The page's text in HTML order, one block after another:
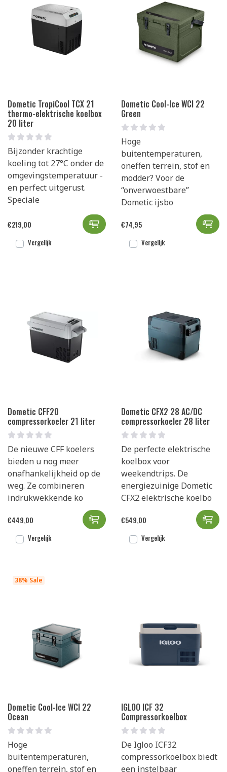
Dometic TropiCool TCX 21
thermo-elektrische koelbox
20 liter
Bijzonder krachtige
koeling tot 27°C onder de
omgevingstemperatuur -
en perfect uitgerust.
Speciale
€219,00 Dometic TropiCool TCX 21
Vergelijk
Dometic Cool-Ice WCI 22
Green
Hoge
buitentemperaturen,
oneffen terrein, stof en
modder? Voor de
“onverwoestbare”
Dometic ijsbo
€74,95
Vergelijk
Dometic CFF20
compressorkoeler 21 liter
De nieuwe CFF koelers
bieden u nog meer
onafhankelijkheid op de
weg. Ze combineren
indrukwekkende ko
€449,00 Dometic CFF20
Vergelijk
Dometic CFX2 28 AC/DC
compressorkoeler 28 liter
De perfecte elektrische
koelbox voor
weekendtrips. De
energiezuinige Dometic
CFX2 elektrische koelbo
€549,00
Vergelijk
38% Sale
Dometic Cool-Ice WCI 22
Ocean
Hoge
buitentemperaturen,
oneffen terrein, stof en
IGLOO ICF 32
Compressorkoelbox
De Igloo ICF32
compressorkoelbox biedt
een instelbaar